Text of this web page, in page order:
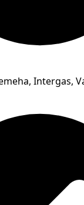
Intergas,